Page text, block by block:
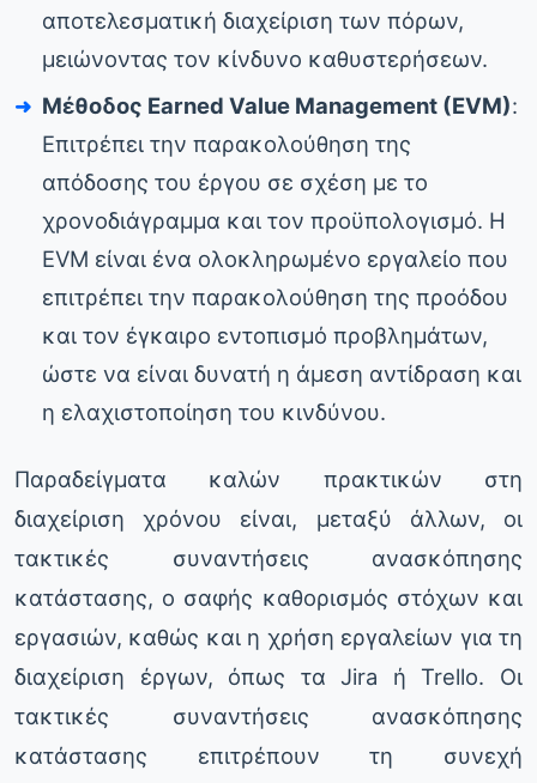
αποτελεσματική διαχείριση των πόρων,
μειώνοντας τον κίνδυνο καθυστερήσεων.
Μέθοδος Earned Value Management (EVM):
Επιτρέπει την παρακολούθηση της
απόδοσης του έργου σε σχέση με το
χρονοδιάγραμμα και τον προϋπολογισμό. Η
EVM είναι ένα ολοκληρωμένο εργαλείο που
επιτρέπει την παρακολούθηση της προόδου
και τον έγκαιρο εντοπισμό προβλημάτων,
ώστε να είναι δυνατή η άμεση αντίδραση και
η ελαχιστοποίηση του κινδύνου.
Παραδείγματα καλών πρακτικών στη
διαχείριση χρόνου είναι, μεταξύ άλλων, οι
τακτικές συναντήσεις ανασκόπησης
κατάστασης, ο σαφής καθορισμός στόχων και
εργασιών, καθώς και η χρήση εργαλείων για τη
διαχείριση έργων, όπως τα Jira ή Trello. Οι
τακτικές συναντήσεις ανασκόπησης
κατάστασης επιτρέπουν τη συνεχή